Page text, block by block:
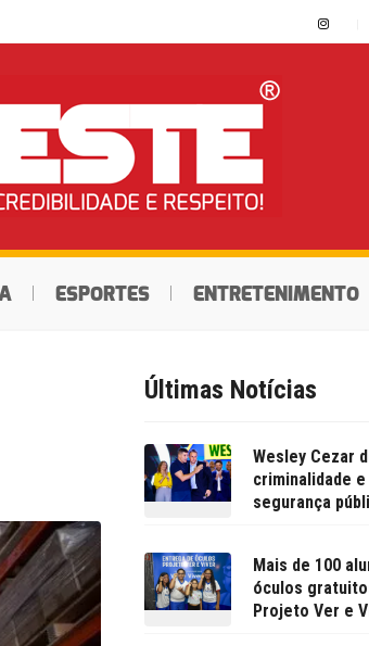
ESPORTES ENTRETENIMENTO
Últimas Notícias
Wesley Cezar
criminalidade
segurança
Mais de 100
óculos
Projeto Ver e